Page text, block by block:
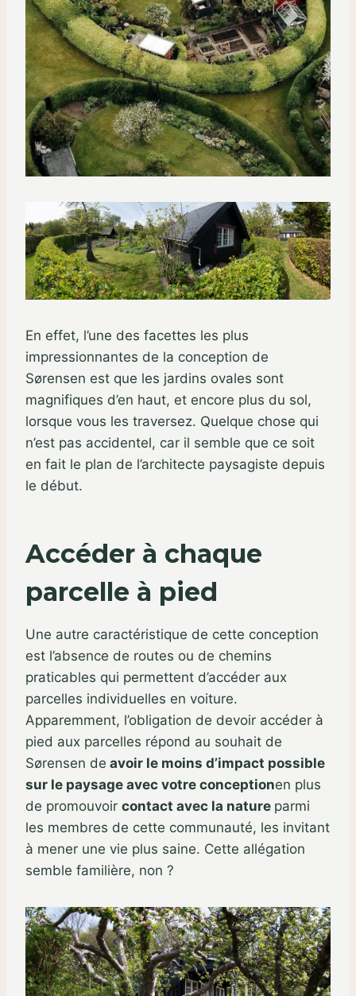
En effet, l’une des facettes les plus
impressionnantes de la conception de
Sørensen est que les jardins ovales sont
magnifiques d’en haut, et encore plus du sol,
lorsque vous les traversez. Quelque chose qui
n’est pas accidentel, car il semble que ce soit
en fait le plan de l’architecte paysagiste depuis
le début.
Accéder à chaque
parcelle à pied
Une autre caractéristique de cette conception
est l’absence de routes ou de chemins
praticables qui permettent d’accéder aux
parcelles individuelles en voiture.
Apparemment, l’obligation de devoir accéder à
pied aux parcelles répond au souhait de
Sørensen de avoir le moins d’impact possible
sur le paysage avec votre conceptionen plus
de promouvoir contact avec la nature parmi
les membres de cette communauté, les invitant
à mener une vie plus saine. Cette allégation
semble familière, non ?